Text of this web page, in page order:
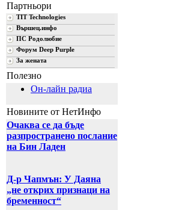
Партньори
TIT Technologies
Вършец.инфо
ПС Родолюбие
Форум Deep Purple
За жената
Полезно
Он-лайн радиа
Новините от НетИнфо
Очаква се да бъде
разпространено послание
на Бин Ладен
Д-р Чапмън: У Даяна
„не открих признаци на
бременност“